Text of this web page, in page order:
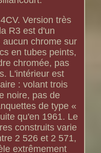
Version très
R3 est d'un
chrome sur
en tubes peints,
chromée, pas
L'intérieur est
: volant trois
noire, pas de
de type «
qu'en 1961. Le
construits varie
2 526 et 2 571,
extrêmement